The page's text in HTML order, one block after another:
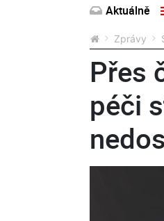
Aktuálně
Zprávy
Přes
péči